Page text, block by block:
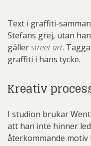
Text i graffiti-
Stefans grej, utan
gällerstreet art.
graffiti i hans tycke.
Kreativ
I studion brukar
att han inte hinner
återkommande